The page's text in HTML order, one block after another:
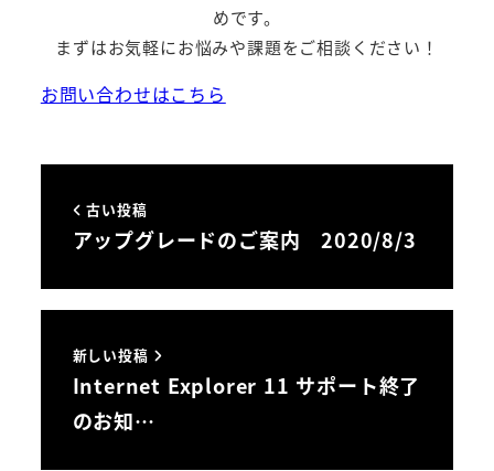
めです。
まずはお気軽にお悩みや課題をご相談ください！
お問い合わせはこちら
古い投稿
アップグレードのご案内 2020/8/3
新しい投稿
Internet Explorer 11 サポート終了
のお知…